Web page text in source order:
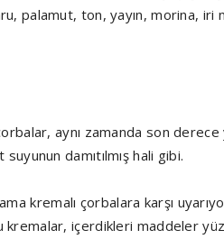
palamut, ton, yayın, morina, iri
aynı zamanda son
damıtılmış hali gibi.
kremalı çorbalara karşı
kremalar, içerdikleri maddeler